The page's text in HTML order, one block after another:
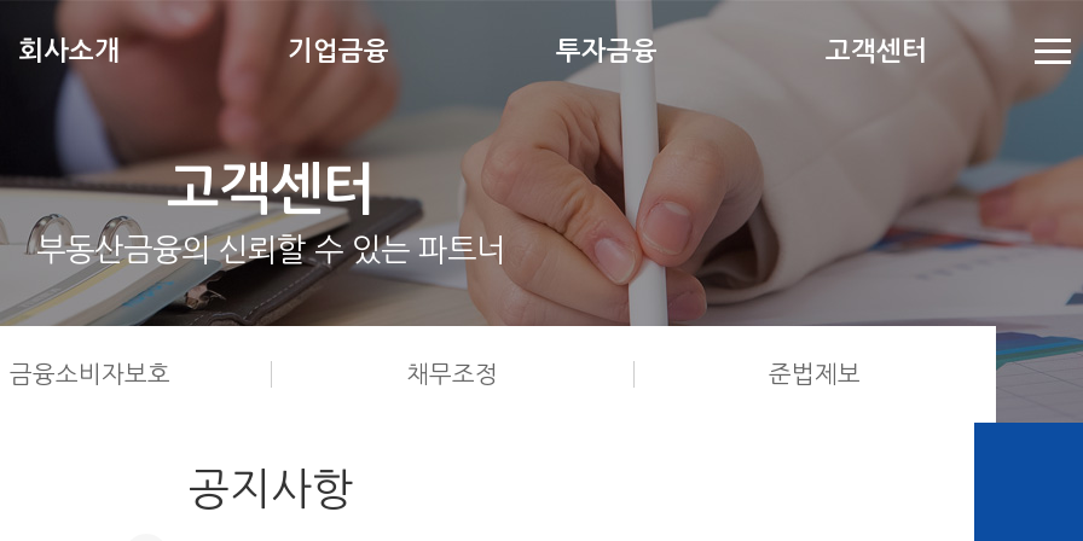
회사소개 기업금융 투자금융 고객센터
고객센터
부동산금융의 신뢰할 수 있는 파트너
금융소비자보호 채무조정 준법제보
공지사항